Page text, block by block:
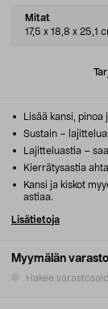
Select
variant
Mitat
17,5 x 18,8 x 25,1
Myymälän varasto
Hakee
Lisää kansi, pinoa
Sustain –
Lajitteluastia –
Kierrätysastia
Kansi ja kiskot
astiaa.
Lisätietoja